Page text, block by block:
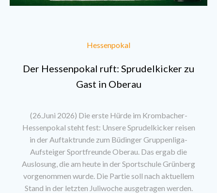
Hessenpokal
Der Hessenpokal ruft: Sprudelkicker zu
Gast in Oberau
(26.Juni 2026) Die erste Hürde im Krombacher-
Hessenpokal steht fest: Unsere Sprudelkicker reisen
in der Auftaktrunde zum Büdinger Gruppenliga-
Aufsteiger Sportfreunde Oberau. Das ergab die
Auslosung, die am heute in der Sportschule Grünberg
vorgenommen wurde. Die Partie soll nach aktuellem
Stand in der letzten Juliwoche ausgetragen werden.